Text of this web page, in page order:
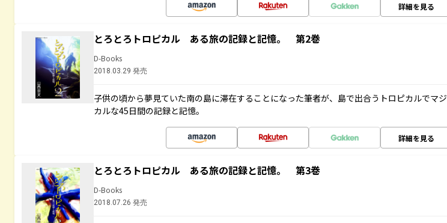
詳細を見る
とろとろトロピカル ある旅の記録と記憶。 第2巻
D-Books
2018.03.29 発売
子供の頃から夢見ていた南の島に滞在することになった筆者が、島で出合うトロピカルでマジ
カルな45日間の記録と記憶。
詳細を見る
とろとろトロピカル ある旅の記録と記憶。 第3巻
D-Books
2018.07.26 発売